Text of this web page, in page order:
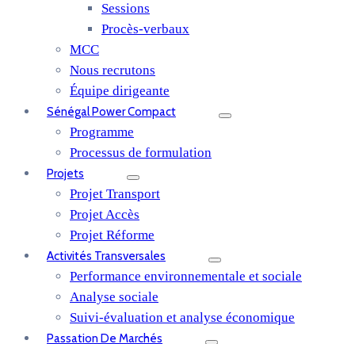
Sessions
Procès-verbaux
MCC
Nous recrutons
Équipe dirigeante
Sénégal Power Compact
Programme
Processus de formulation
Projets
Projet Transport
Projet Accès
Projet Réforme
Activités Transversales
Performance environnementale et sociale
Analyse sociale
Suivi-évaluation et analyse économique
Passation De Marchés